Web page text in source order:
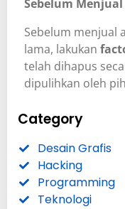
Sebelum
Sebelum menjual
lama, lakukan
telah dihapus
dipulihkan oleh
Category
Desain Grafis
Hacking
Programming
Teknologi